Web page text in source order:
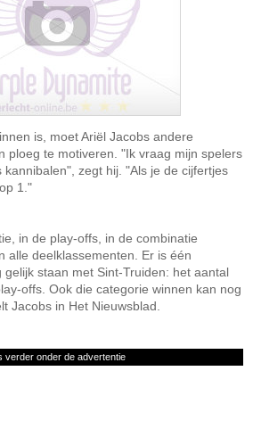
is, moet Ariël Jacobs andere
ploeg te motiveren. "Ik vraag mijn spelers
zegt hij. "Als je de cijfertjes
1."
in de play-offs, in de combinatie
alle deelklassementen. Er is één
staan met Sint-Truiden: het aantal
offs. Ook die categorie winnen kan nog
Jacobs in Het Nieuwsblad.
verder onder de advertentie